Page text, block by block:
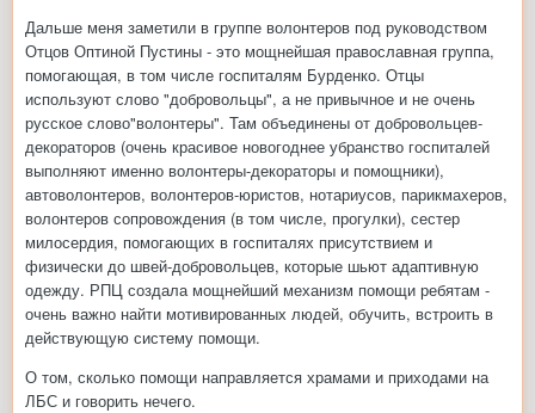
Дальше меня заметили в группе волонтеров под руководством
Отцов Оптиной Пустины - это мощнейшая православная группа,
помогающая, в том числе госпиталям Бурденко. Отцы
используют слово "добровольцы", а не привычное и не очень
русское слово"волонтеры". Там объединены от добровольцев-
декораторов (очень красивое новогоднее убранство госпиталей
выполняют именно волонтеры-декораторы и помощники),
автоволонтеров, волонтеров-юристов, нотариусов, парикмахеров,
волонтеров сопровождения (в том числе, прогулки), сестер
милосердия, помогающих в госпиталях присутствием и
физически до швей-добровольцев, которые шьют адаптивную
одежду. РПЦ создала мощнейший механизм помощи ребятам -
очень важно найти мотивированных людей, обучить, встроить в
действующую систему помощи.
О том, сколько помощи направляется храмами и приходами на
ЛБС и говорить нечего.